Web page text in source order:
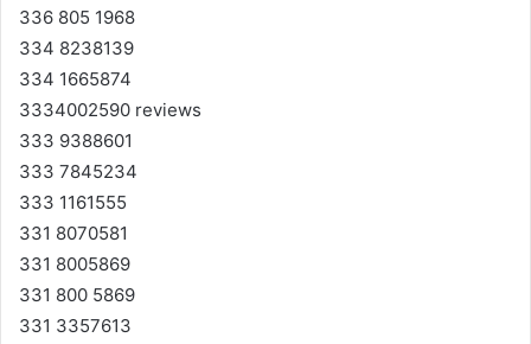
336 805 1968
334 8238139
334 1665874
3334002590 reviews
333 9388601
333 7845234
333 1161555
331 8070581
331 8005869
331 800 5869
331 3357613